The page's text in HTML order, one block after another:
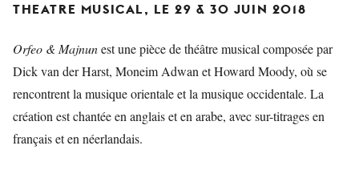
THEATRE MUSICAL, LE 29 & 30 JUIN 2018
Orfeo & Majnunest une pièce de théâtre musical composée par
Dick van der Harst, Moneim Adwan et Howard Moody, où se
rencontrent la musique orientale et la musique occidentale. La
création est chantée en anglais et en arabe, avec sur-titrages en
français et en néerlandais.